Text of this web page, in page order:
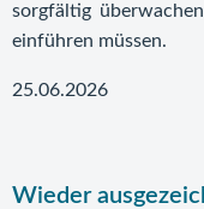
sorgfältig
einführen müssen.
25.06.2026
Wieder